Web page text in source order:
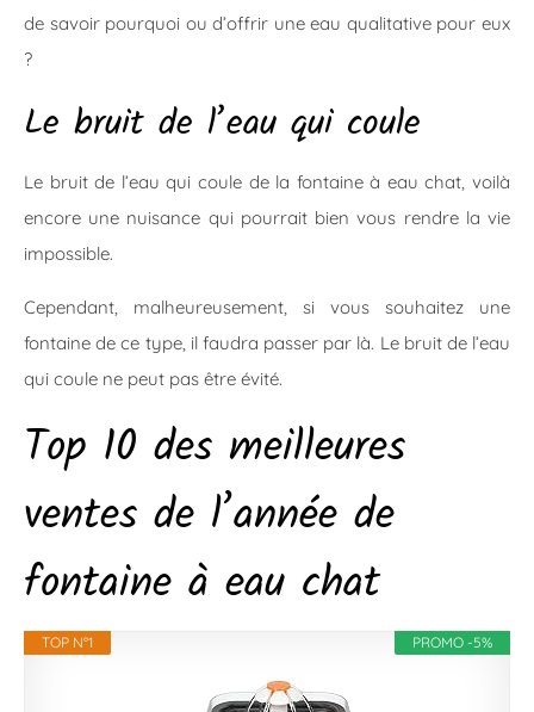
de savoir pourquoi ou d’offrir une eau qualitative pour eux
?
Le bruit de l’eau qui coule
Le bruit de l’eau qui coule de la fontaine à eau chat, voilà
encore une nuisance qui pourrait bien vous rendre la vie
impossible.
Cependant, malheureusement, si vous souhaitez une
fontaine de ce type, il faudra passer par là. Le bruit de l’eau
qui coule ne peut pas être évité.
Top 10 des meilleures
ventes de l’année de
fontaine à eau chat
PROMO -5%
TOP N°1